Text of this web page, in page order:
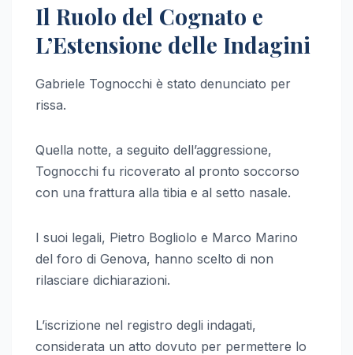
Il Ruolo del Cognato e
L’Estensione delle Indagini
Gabriele Tognocchi è stato denunciato per
rissa.
Quella notte, a seguito dell’aggressione,
Tognocchi fu ricoverato al pronto soccorso
con una frattura alla tibia e al setto nasale.
I suoi legali, Pietro Bogliolo e Marco Marino
del foro di Genova, hanno scelto di non
rilasciare dichiarazioni.
L’iscrizione nel registro degli indagati,
considerata un atto dovuto per permettere lo